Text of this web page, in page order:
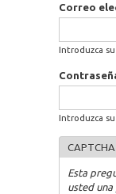
Correo
Introduzca
Introduzca su
CAPTCHA
Esta
usted